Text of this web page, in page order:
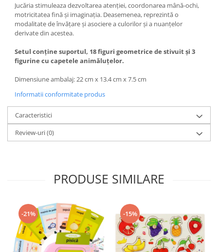
Jucăria stimuleaza dezvoltarea atenţiei, coordonarea mână-ochi,
motricitatea fină şi imaginaţia. Deasemenea, reprezintă o
modalitate de învăţare şi asociere a culorilor şi a nuanţelor
derivate din acestea.
Setul conţine suportul, 18 figuri geometrice de stivuit şi 3
figurine cu capetele animăluţelor.
Dimensiune ambalaj: 22 cm x 13.4 cm x 7.5 cm
Informatii conformitate produs
Caracteristici
Review-uri(0)
PRODUSE SIMILARE
-21% -15%